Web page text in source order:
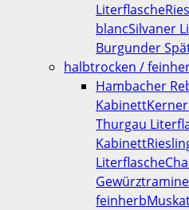
Literflasche
blancSilvaner
Burgunder
halbtrocken /
Hambacher
Kabinett
Thurgau
Kabinett
Literflasche
feinherb